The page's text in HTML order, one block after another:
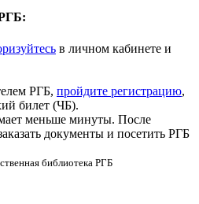
в личном кабинете и
РГБ, пройдите регистрацию,
билет (ЧБ).
меньше минуты. После
документы и посетить РГБ
библиотека РГБ